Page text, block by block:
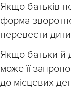
Якщо батьків
форма
перевести
Якщо батьки й
може її
до місцевих